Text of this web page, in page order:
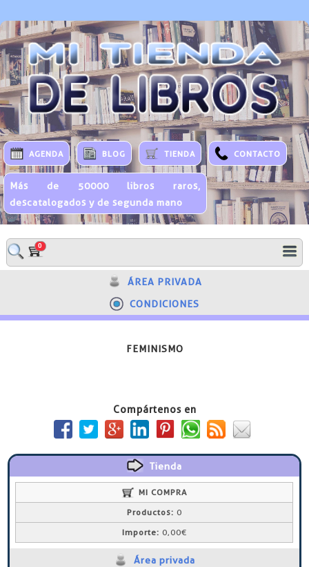
AGENDA BLOG TIENDA CONTACTO
Más de 50000 libros raros,
descatalogados y de segunda mano
0
ÁREA PRIVADA
CONDICIONES
FEMINISMO
Compártenos en
Tienda
MI COMPRA
Productos: 0
Importe: 0,00€
Área privada